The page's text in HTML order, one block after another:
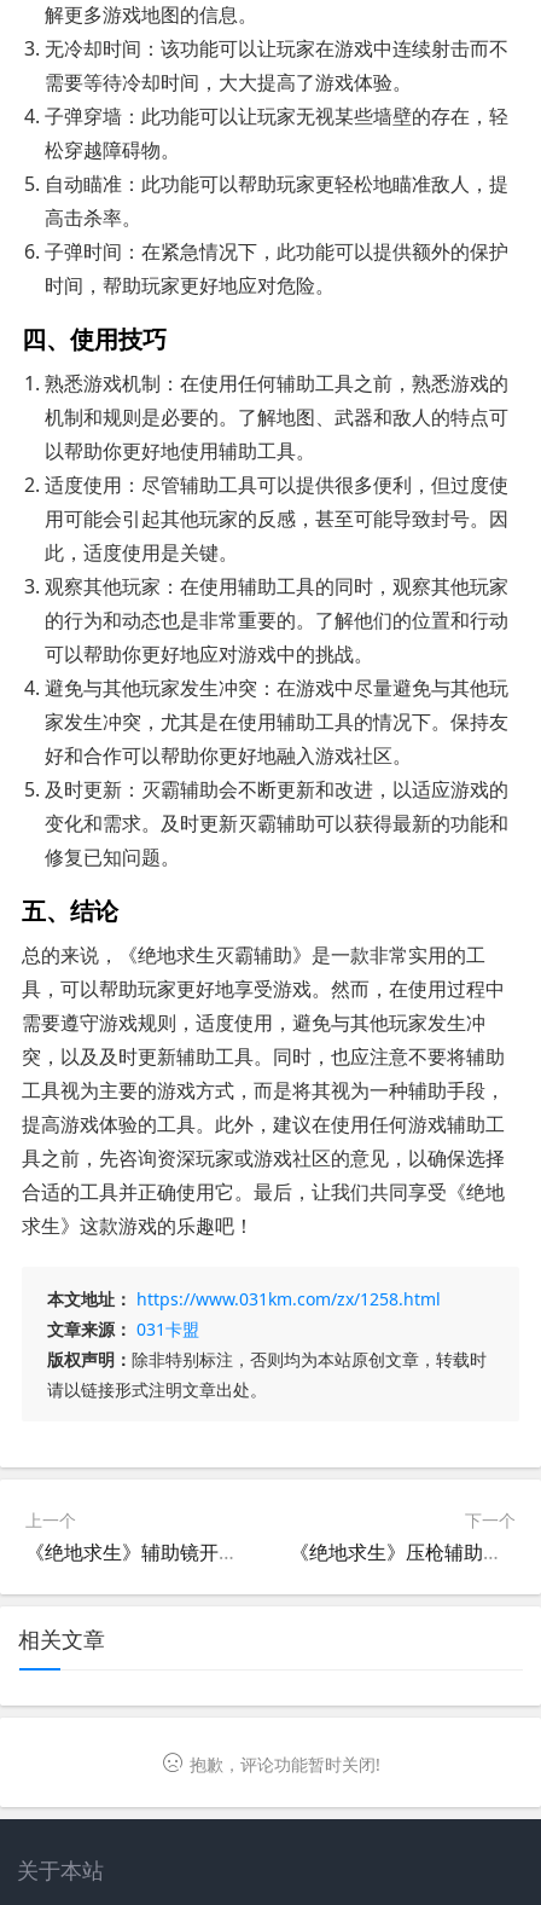
解更多游戏地图的信息。
无冷却时间：该功能可以让玩家在游戏中连续射击而不
需要等待冷却时间，大大提高了游戏体验。
子弹穿墙：此功能可以让玩家无视某些墙壁的存在，轻
松穿越障碍物。
自动瞄准：此功能可以帮助玩家更轻松地瞄准敌人，提
高击杀率。
子弹时间：在紧急情况下，此功能可以提供额外的保护
时间，帮助玩家更好地应对危险。
四、使用技巧
熟悉游戏机制：在使用任何辅助工具之前，熟悉游戏的
机制和规则是必要的。了解地图、武器和敌人的特点可
以帮助你更好地使用辅助工具。
适度使用：尽管辅助工具可以提供很多便利，但过度使
用可能会引起其他玩家的反感，甚至可能导致封号。因
此，适度使用是关键。
观察其他玩家：在使用辅助工具的同时，观察其他玩家
的行为和动态也是非常重要的。了解他们的位置和行动
可以帮助你更好地应对游戏中的挑战。
避免与其他玩家发生冲突：在游戏中尽量避免与其他玩
家发生冲突，尤其是在使用辅助工具的情况下。保持友
好和合作可以帮助你更好地融入游戏社区。
及时更新：灭霸辅助会不断更新和改进，以适应游戏的
变化和需求。及时更新灭霸辅助可以获得最新的功能和
修复已知问题。
五、结论
总的来说，《绝地求生灭霸辅助》是一款非常实用的工
具，可以帮助玩家更好地享受游戏。然而，在使用过程中
需要遵守游戏规则，适度使用，避免与其他玩家发生冲
突，以及及时更新辅助工具。同时，也应注意不要将辅助
工具视为主要的游戏方式，而是将其视为一种辅助手段，
提高游戏体验的工具。此外，建议在使用任何游戏辅助工
具之前，先咨询资深玩家或游戏社区的意见，以确保选择
合适的工具并正确使用它。最后，让我们共同享受《绝地
求生》这款游戏的乐趣吧！
本文地址： https://www.031km.com/zx/1258.html
文章来源： 031卡盟
版权声明： 除非特别标注，否则均为本站原创文章，转载时
请以链接形式注明文章出处。
上一个
《绝地求生》辅助镜开启指南-绝地求生如何快速设置并优化辅助瞄准与倍镜
下一个
《绝地求生》压枪辅助靠谱吗？深度分析与评测-绝地求生压枪辅助工具的安全性与效果评估
相关文章
抱歉，评论功能暂时关闭!
关于本站